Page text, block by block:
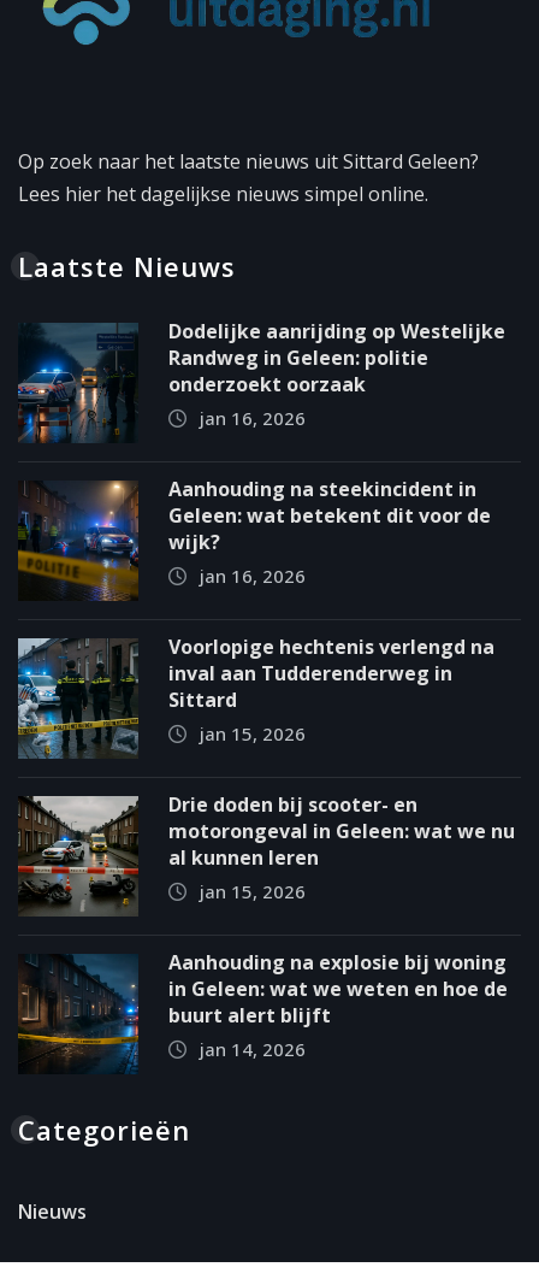
Op zoek naar het laatste nieuws uit Sittard Geleen?
Lees hier het dagelijkse nieuws simpel online.
Laatste Nieuws
Dodelijke aanrijding op Westelijke
Randweg in Geleen: politie
onderzoekt oorzaak
jan 16, 2026
Aanhouding na steekincident in
Geleen: wat betekent dit voor de
wijk?
jan 16, 2026
Voorlopige hechtenis verlengd na
inval aan Tudderenderweg in
Sittard
jan 15, 2026
Drie doden bij scooter- en
motorongeval in Geleen: wat we nu
al kunnen leren
jan 15, 2026
Aanhouding na explosie bij woning
in Geleen: wat we weten en hoe de
buurt alert blijft
jan 14, 2026
Categorieën
Nieuws